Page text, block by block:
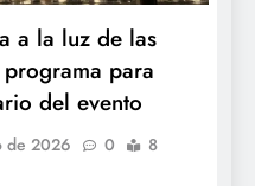
a la luz de las
para
del evento
de 2026 0
8